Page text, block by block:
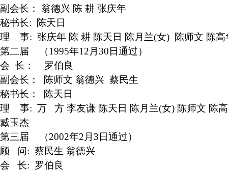
副会长： 翁德兴 陈 耕 张庆年
秘书长: 陈天日
理 事: 张庆年 陈 耕 陈天日 陈月兰(女) 陈师文 陈
第二届
（1995年12月30日通过）
会 长： 罗伯良
副会长： 陈师文 翁德兴 蔡民生
秘书长： 陈天日
理 事: 万 方 李友谦 陈天日 陈月兰(女) 陈师文 陈
臧玉杰
第三届 （2002年2月3日通过）
顾 问: 蔡民生 翁德兴
会 长: 罗伯良